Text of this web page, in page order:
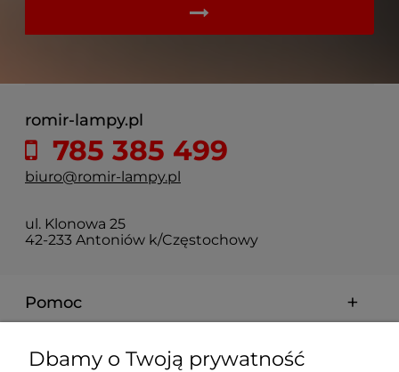
romir-lampy.pl
785 385 499
biuro@romir-lampy.pl
ul. Klonowa 25
42-233 Antoniów k/Częstochowy
Pomoc
Moje konto
Dbamy o Twoją prywatność